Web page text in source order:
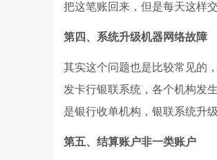
把这笔账回来，但是每天这样
第四、系统升级机器网络故障
其实这个问题也是比较常见的
发卡行银联系统，各个机构发
是银行收单机构，银联系统升
第五、结算账户非一类账户